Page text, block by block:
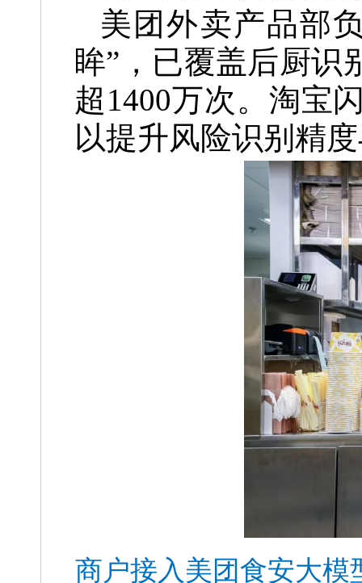
美团外卖产品部
眸”，已覆盖后厨识
超1400万次。淘宝
以提升风险识别精
商户接入美团食安大模